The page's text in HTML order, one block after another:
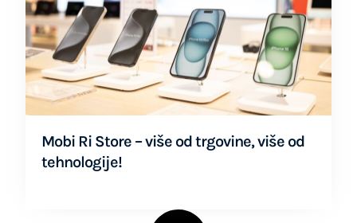
Mobi Ri Store – više od trgovine, više od
tehnologije!